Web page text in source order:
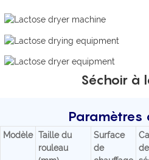
Séchoir à
Paramètres
Modèle Taille du
rouleau
Surface
de
de